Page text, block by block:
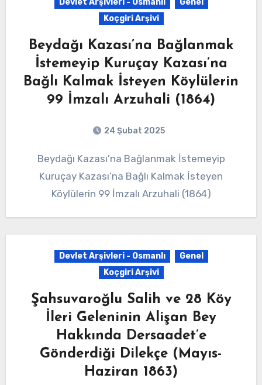
Devlet Arşivleri - Osmanlı
Genel
Koçgiri Arşivi
Beydağı Kazası’na Bağlanmak
İstemeyip Kuruçay Kazası’na
Bağlı Kalmak İsteyen Köylülerin
99 İmzalı Arzuhali (1864)
24 Şubat 2025
Beydağı Kazası’na Bağlanmak İstemeyip
Kuruçay Kazası’na Bağlı Kalmak İsteyen
Köylülerin 99 İmzalı Arzuhali (1864)
Devlet Arşivleri - Osmanlı
Genel
Koçgiri Arşivi
Şahsuvaroğlu Salih ve 28 Köy
İleri Geleninin Alişan Bey
Hakkında Dersaadet’e
Gönderdiği Dilekçe (Mayıs-
Haziran 1863)